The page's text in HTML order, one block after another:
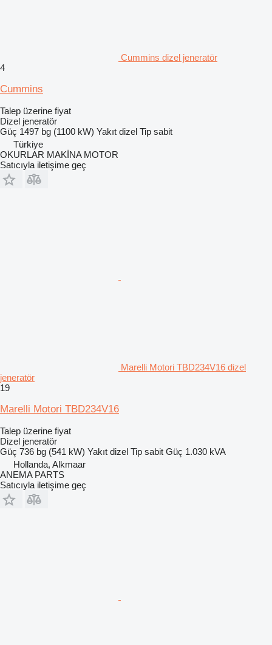
Cummins dizel jeneratör
4
Cummins
Talep üzerine fiyat
Dizel jeneratör
Güç 1497 bg (1100 kW) Yakıt dizel Tip sabit
Türkiye
OKURLAR MAKİNA MOTOR
Satıcıyla iletişime geç
Marelli Motori TBD234V16 dizel
jeneratör
19
Marelli Motori TBD234V16
Talep üzerine fiyat
Dizel jeneratör
Güç 736 bg (541 kW) Yakıt dizel Tip sabit Güç 1.030 kVA
Hollanda, Alkmaar
ANEMA PARTS
Satıcıyla iletişime geç